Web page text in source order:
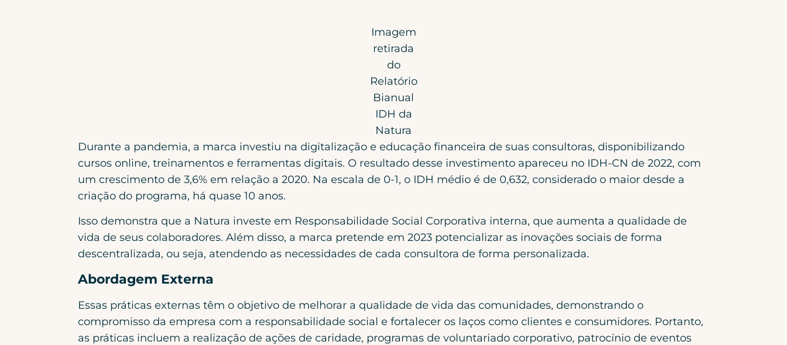
Imagem
retirada
do
Relatório
Bianual
IDH da
Natura
Durante a pandemia, a marca investiu na digitalização e educação financeira de suas consultoras, disponibilizando
cursos online, treinamentos e ferramentas digitais. O resultado desse investimento apareceu no IDH-CN de 2022, com
um crescimento de 3,6% em relação a 2020. Na escala de 0-1, o IDH médio é de 0,632, considerado o maior desde a
criação do programa, há quase 10 anos.
Isso demonstra que a Natura investe em Responsabilidade Social Corporativa interna, que aumenta a qualidade de
vida de seus colaboradores. Além disso, a marca pretende em 2023 potencializar as inovações sociais de forma
descentralizada, ou seja, atendendo as necessidades de cada consultora de forma personalizada.
Abordagem Externa
Essas práticas externas têm o objetivo de melhorar a qualidade de vida das comunidades, demonstrando o
compromisso da empresa com a responsabilidade social e fortalecer os laços como clientes e consumidores. Portanto,
as práticas incluem a realização de ações de caridade, programas de voluntariado corporativo, patrocínio de eventos